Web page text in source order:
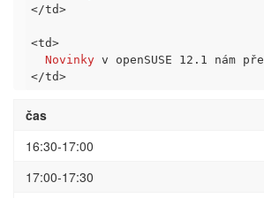
</td>
<td>
Novinky
</td>
čas
16:30-17:00
17:00-17:30